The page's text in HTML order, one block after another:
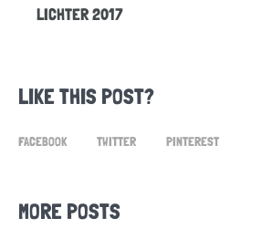
LICHTER 2017
LIKE THIS POST?
FACEBOOK TWITTER PINTEREST
MORE POSTS